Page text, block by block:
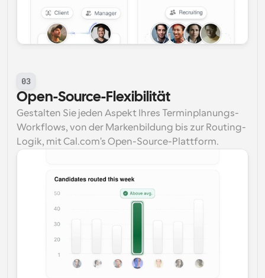
03
Open-Source-Flexibilität
Gestalten Sie jeden Aspekt Ihres Terminplanungs-
Workflows, von der Markenbildung bis zur Routing-
Logik, mit Cal.com's Open-Source-Plattform.